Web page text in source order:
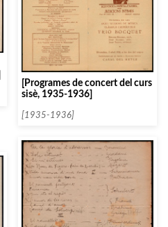
[Programes de concert del curs
sisè, 1935-1936]
[1935-1936]